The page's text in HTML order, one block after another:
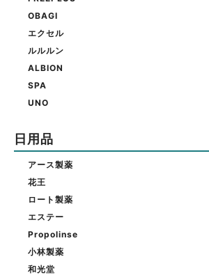
OBAGI
エクセル
ルルルン
ALBION
SPA
UNO
日用品
アース製薬
花王
ロート製薬
エステー
Propolinse
小林製薬
和光堂